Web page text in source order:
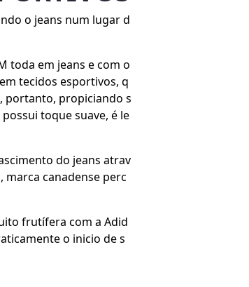
o jeans num lugar d
toda em jeans e com o
tecidos esportivos, q
portanto, propiciando s
toque suave, é le
do jeans atrav
, marca canadense perc
frutífera com a Adid
o inicio de s